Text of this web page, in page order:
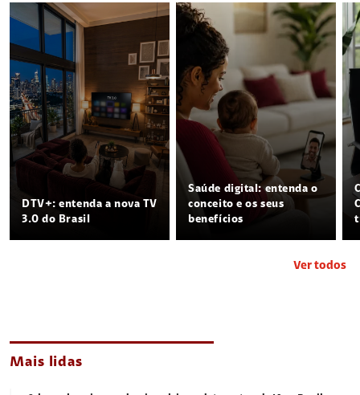
DTV+: entenda a nova TV
3.0 do Brasil
Saúde digital: entenda o
conceito e os seus
benefícios
Ver todos
Mais lidas